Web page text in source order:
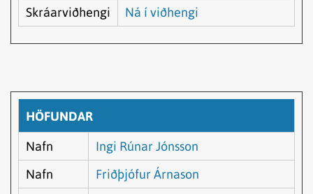
Skráarviðhengi Ná í viðhengi
HÖFUNDAR
Nafn
Ingi Rúnar Jónsson
Nafn
Friðþjófur Árnason